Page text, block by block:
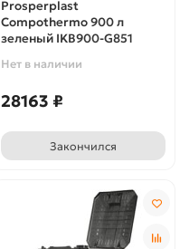
Prosperplast
Compothermo 900 л
зеленый IKB900-G851
Нет в наличии
28163 ₽
Закончился